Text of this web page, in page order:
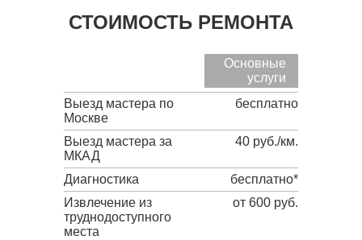
СТОИМОСТЬ РЕМОНТА
Основные
услуги
Выезд мастера по
Москве
бесплатно
Выезд мастера за
МКАД
40 руб./км.
Диагностика
бесплатно*
Извлечение из
труднодоступного
места
от 600 руб.